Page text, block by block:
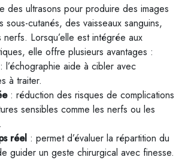
des ultrasons pour produire des images
sous-cutanés, des vaisseaux sanguins,
Lorsqu’elle est intégrée aux
elle offre plusieurs avantages :
aide à cibler avec
à traiter.
: réduction des risques de complications
sensibles comme les nerfs ou les
réel : permet d’évaluer la répartition du
guider un geste chirurgical avec finesse.